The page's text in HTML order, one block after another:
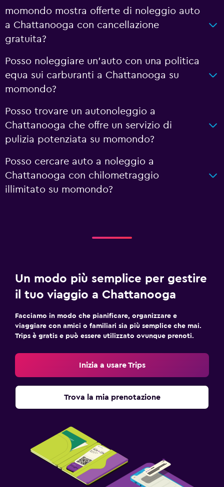
momondo mostra offerte di noleggio auto
a Chattanooga con cancellazione
gratuita?
Posso noleggiare un'auto con una politica
equa sui carburanti a Chattanooga su
momondo?
Posso trovare un autonoleggio a
Chattanooga che offre un servizio di
pulizia potenziata su momondo?
Posso cercare auto a noleggio a
Chattanooga con chilometraggio
illimitato su momondo?
Un modo più semplice per gestire
il tuo viaggio a Chattanooga
Facciamo in modo che pianificare, organizzare e
viaggiare con amici o familiari sia più semplice che mai.
Trips è gratis e può essere utilizzato ovunque prenoti.
Inizia a usare Trips
Trova la mia prenotazione